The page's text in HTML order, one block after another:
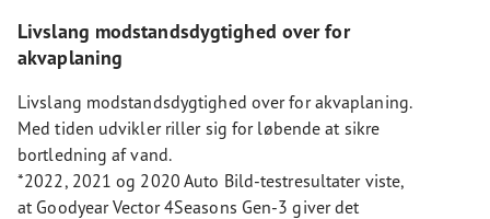
Livslang modstandsdygtighed over for
akvaplaning
Livslang modstandsdygtighed over for akvaplaning.
Med tiden udvikler riller sig for løbende at sikre
bortledning af vand.
*2022, 2021 og 2020 Auto Bild-testresultater viste,
at Goodyear Vector 4Seasons Gen-3 giver det